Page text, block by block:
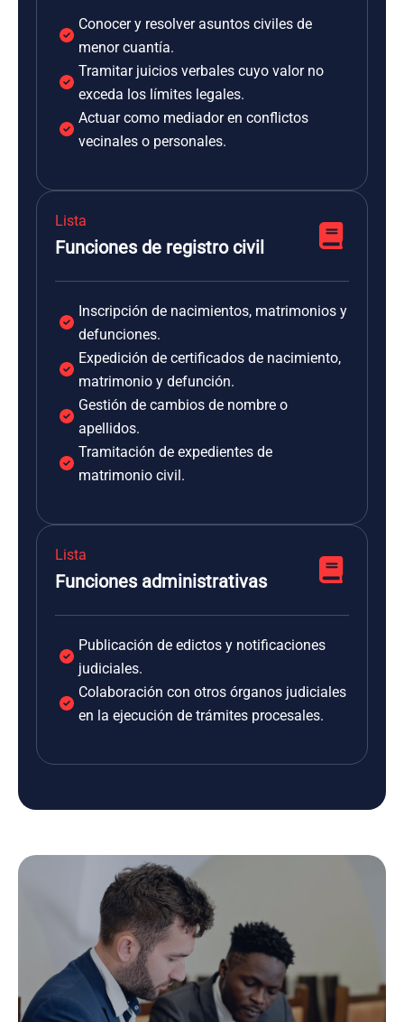
Conocer y resolver asuntos civiles de
menor cuantía.
Tramitar juicios verbales cuyo valor no
exceda los límites legales.
Actuar como mediador en conflictos
vecinales o personales.
Lista
Funciones de registro civil
Inscripción de nacimientos, matrimonios y
defunciones.
Expedición de certificados de nacimiento,
matrimonio y defunción.
Gestión de cambios de nombre o
apellidos.
Tramitación de expedientes de
matrimonio civil.
Lista
Funciones administrativas
Publicación de edictos y notificaciones
judiciales.
Colaboración con otros órganos judiciales
en la ejecución de trámites procesales.